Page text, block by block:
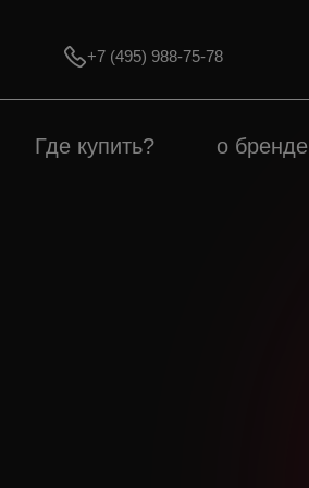
+7 (495) 988-75-78
Где купить? о бренде